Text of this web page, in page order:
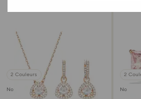
2 Couleurs
Nouveau
2
Nouveau